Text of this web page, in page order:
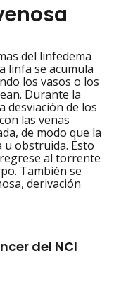
del linfedema
linfa se acumula
los vasos o los
Durante la
desviación de los
las venas
de modo que la
u obstruida. Esto
al torrente
También se
derivación
del NCI